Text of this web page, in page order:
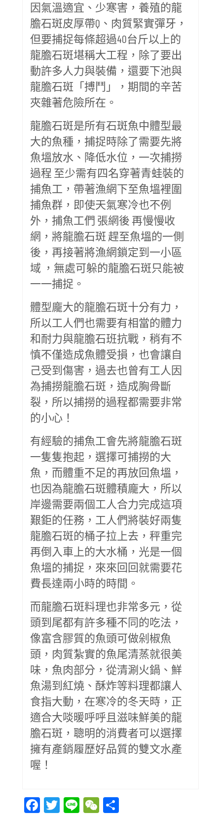
因氣溫適宜、少寒害，養殖的龍
膽石斑皮厚帶Q、肉質緊實彈牙，
但要捕捉每條超過40台斤以上的
龍膽石斑堪稱大工程，除了要出
動許多人力與裝備，還要下池與
龍膽石斑「搏鬥」，期間的辛苦
夾雜著危險所在。
龍膽石斑是所有石斑魚中體型最
大的魚種，捕捉時除了需要先將
魚塭放水、降低水位，一次捕撈
過程 至少需有四名穿著青蛙裝的
捕魚工，帶著漁網下至魚塭裡圍
捕魚群，即使天氣寒冷也不例
外，捕魚工們 張網後 再慢慢收
網，將龍膽石斑 趕至魚塭的一側
後，再接著將漁網鎖定到一小區
域 ，無處可躲的龍膽石斑只能被
一一捕捉。
體型龐大的龍膽石斑十分有力，
所以工人們也需要有相當的體力
和耐力與龍膽石班抗戰，稍有不
慎不僅造成魚體受損，也會讓自
己受到傷害，過去也曾有工人因
為捕撈龍膽石斑，造成胸骨斷
裂，所以捕撈的過程都需要非常
的小心！
有經驗的捕魚工會先將龍膽石斑
一隻隻抱起，選擇可捕撈的大
魚，而體重不足的再放回魚塭，
也因為龍膽石斑體積龐大，所以
岸邊需要兩個工人合力完成這項
艱鉅的任務，工人們將裝好兩隻
龍膽石斑的桶子拉上去，秤重完
再倒入車上的大水桶，光是一個
魚塭的捕捉，來來回回就需要花
費長達兩小時的時間。
而龍膽石斑料理也非常多元，從
頭到尾都有許多種不同的吃法，
像富含膠質的魚頭可做剁椒魚
頭，肉質紮實的魚尾清蒸就很美
味，魚肉部分，從清涮火鍋、鮮
魚湯到紅燒、酥炸等料理都讓人
食指大動，在寒冷的冬天時，正
適合大啖暖呼呼且滋味鮮美的龍
膽石斑，聰明的消費者可以選擇
擁有產銷履歷好品質的雙文水產
喔！
Facebook
Twitter
LineWeChat